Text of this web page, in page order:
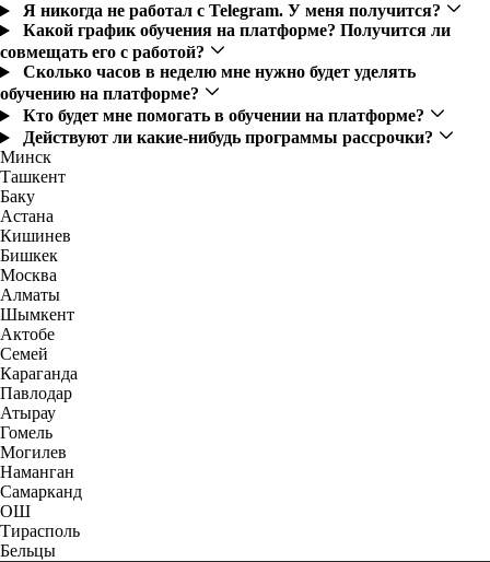
Я никогда не работал с Telegram. У меня получится?
Какой график обучения на платформе? Получится ли
совмещать его с работой?
Сколько часов в неделю мне нужно будет уделять
обучению на платформе?
Кто будет мне помогать в обучении на платформе?
Действуют ли какие-нибудь программы рассрочки?
Минск
Ташкент
Баку
Астана
Кишинев
Бишкек
Москва
Алматы
Шымкент
Актобе
Семей
Караганда
Павлодар
Атырау
Гомель
Могилев
Наманган
Самарканд
ОШ
Тирасполь
Бельцы